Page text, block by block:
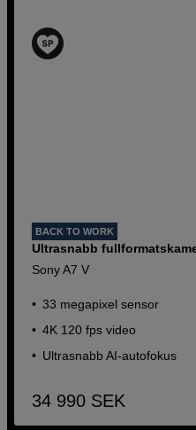
BACK TO WORK
Ultrasnabb
Sony A7 V
33 megapixel sensor
4K 120 fps video
Ultrasnabb AI-autofokus
34 990 SEK